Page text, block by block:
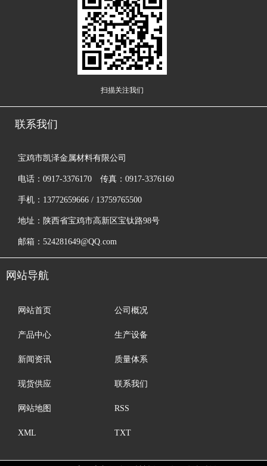
扫描关注我们
联系我们
宝鸡市凯泽金属材料有限公司
电话：0917-3376170 传真：0917-3376160
手机：13772659666 / 13759765500
地址：陕西省宝鸡市高新区宝钛路98号
邮箱：524281649@QQ.com
网站导航
网站首页 公司概况
产品中心 生产设备
新闻资讯 质量体系
现货供应 联系我们
网站地图 RSS
XML TXT